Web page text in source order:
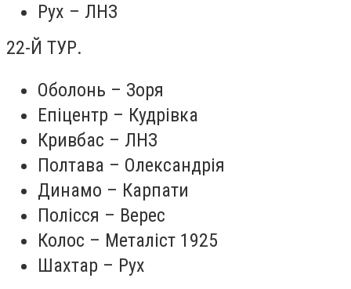
Рух – ЛНЗ
22-Й ТУР.
Оболонь – Зоря
Епіцентр – Кудрівка
Кривбас – ЛНЗ
Полтава – Олександрія
Динамо – Карпати
Полісся – Верес
Колос – Металіст 1925
Шахтар – Рух